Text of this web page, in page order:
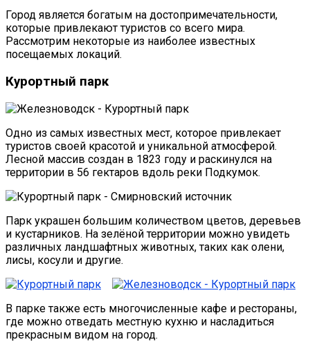
Город является богатым на достопримечательности,
которые привлекают туристов со всего мира.
Рассмотрим некоторые из наиболее известных
посещаемых локаций.
Курортный парк
Одно из самых известных мест, которое привлекает
туристов своей красотой и уникальной атмосферой.
Лесной массив создан в 1823 году и раскинулся на
территории в 56 гектаров вдоль реки Подкумок.
Парк украшен большим количеством цветов, деревьев
и кустарников. На зелёной территории можно увидеть
различных ландшафтных животных, таких как олени,
лисы, косули и другие.
В парке также есть многочисленные кафе и рестораны,
где можно отведать местную кухню и насладиться
прекрасным видом на город.